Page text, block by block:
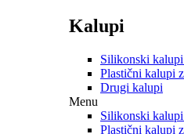
Kalupi
Silikonski
Plastični kalupi
Drugi kalupi
Menu
Silikonski
Plastični kalupi